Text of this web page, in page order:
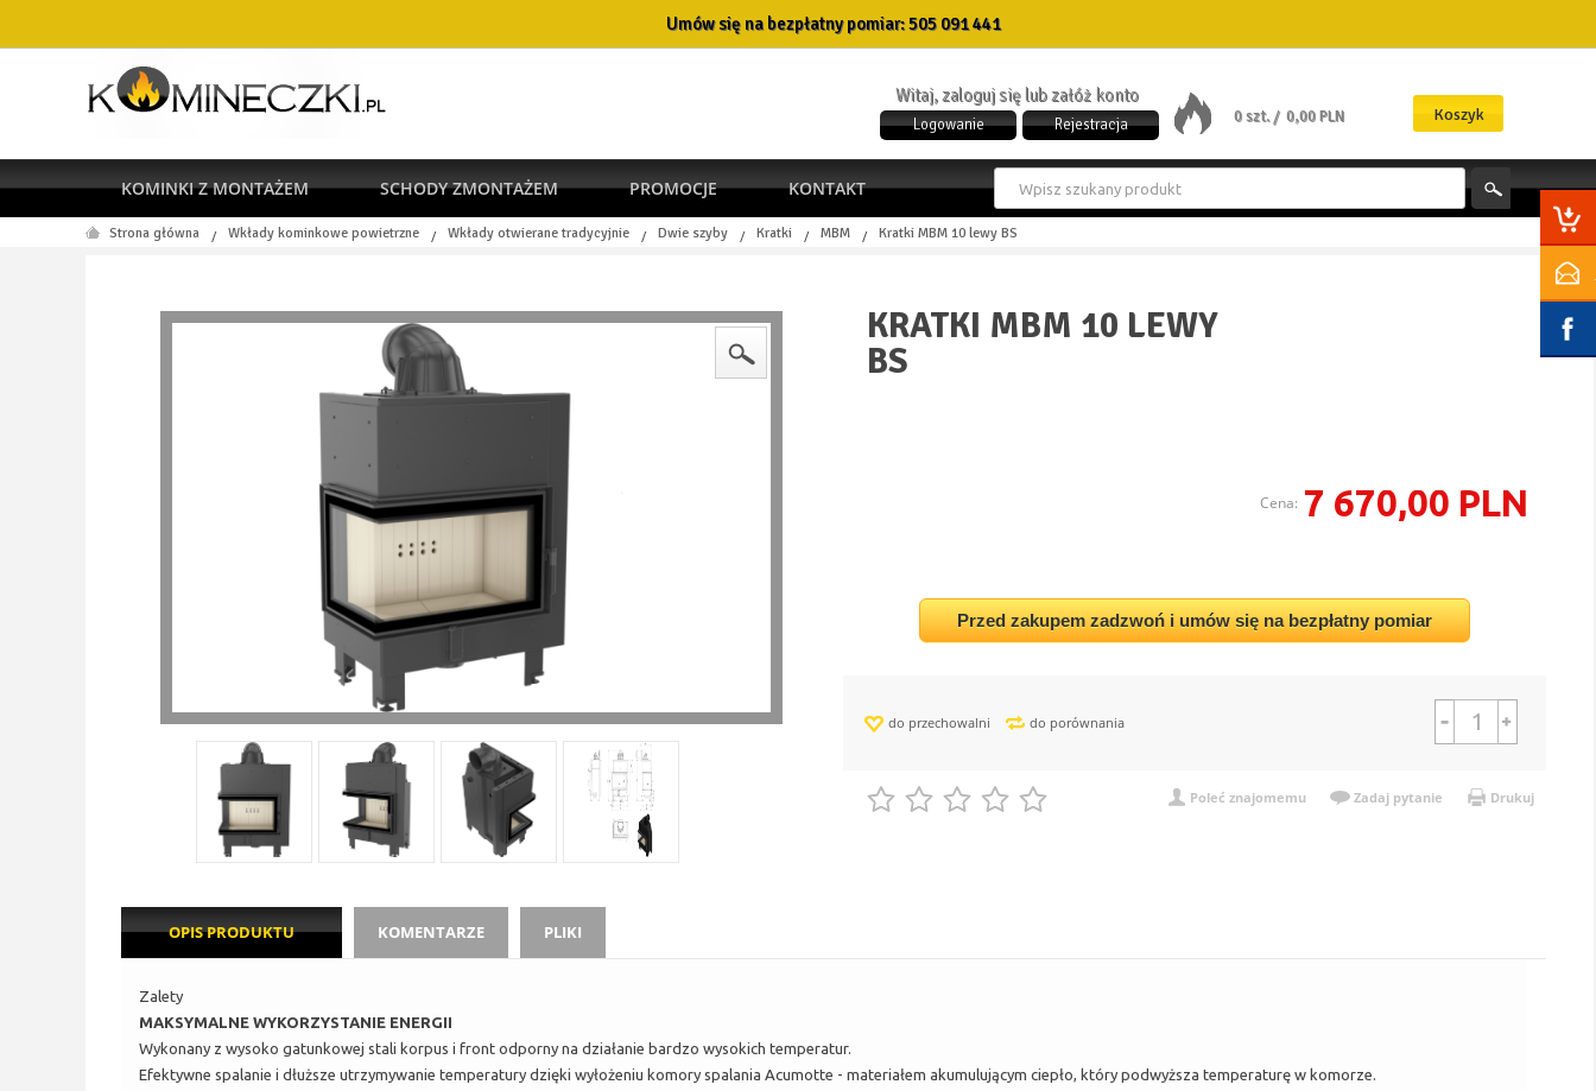
Umów się na bezpłatny pomiar:505 091 441
0 szt. / 0,00 PLN Koszyk
Witaj, zaloguj się lub załóż konto
Rejestracja
Logowanie
KOMINKI Z MONTAŻEM SCHODY ZMONTAŻEM PROMOCJE KONTAKT
RODO
Strona główna / Wkłady kominkowe powietrzne / Wkłady otwierane tradycyjnie / Dwie szyby / Kratki / MBM / Kratki MBM 10 lewy BS
KRATKI MBM 10 LEWY
BS
Cena: 7 670,00 PLN
Przed zakupem zadzwoń i umów się na bezpłatny pomiar
do przechowalni do porównania
Poleć znajomemu Zadaj pytanie Drukuj
OPIS PRODUKTU KOMENTARZE PLIKI
Zalety
MAKSYMALNE WYKORZYSTANIE ENERGII
Wykonany z wysoko gatunkowej stali korpus i front odporny na działanie bardzo wysokich temperatur.
Efektywne spalanie i dłuższe utrzymywanie temperatury dzięki wyłożeniu komory spalania Acumotte - materiałem akumulującym ciepło, który podwyższa temperaturę w komorze.